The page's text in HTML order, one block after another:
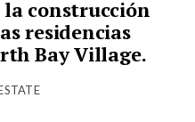
construcción
residencias
Bay Village.